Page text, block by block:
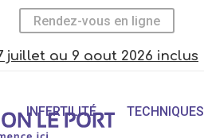
Rendez-vous en ligne
juillet au 9 aout 2026 inclus
INFERTILITÉ TECHNIQUES